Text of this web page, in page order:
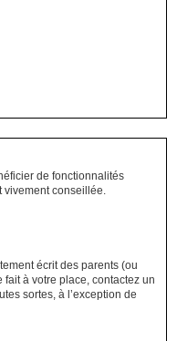
de fonctionnalités
vivement conseillée.
écrit des parents (ou
à votre place, contactez un
sortes, à l’exception de